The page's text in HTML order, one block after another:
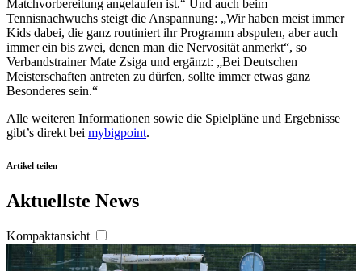
zu können und die Zugriffe auf unsere Website zu
analysieren. Außerdem geben wir Informationen zu Ihrer
Verwendung unserer Website an unsere Partner für
soziale Medien, Werbung und Analysen weiter. Unsere
Partner führen diese Informationen möglicherweise mit
weiteren Daten zusammen, die Sie ihnen bereitgestellt
haben oder die sie im Rahmen Ihrer Nutzung der Dienste
angepasst werden.
Matchvorbereitung angelaufen ist.“ Und auch beim
Tennisnachwuchs steigt die Anspannung: „Wir haben meist immer
Kids dabei, die ganz routiniert ihr Programm abspulen, aber auch
immer ein bis zwei, denen man die Nervosität anmerkt“, so
Verbandstrainer Mate Zsiga und ergänzt: „Bei Deutschen
Meisterschaften antreten zu dürfen, sollte immer etwas ganz
Besonderes sein.“
Alle weiteren Informationen sowie die Spielpläne und Ergebnisse
gibt’s direkt bei mybigpoint.
Artikel teilen
Aktuellste News
Kompaktansicht